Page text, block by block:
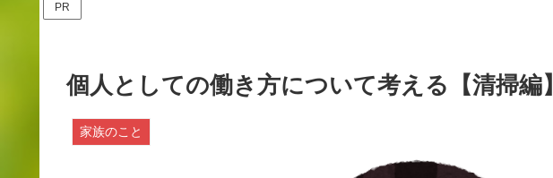
PR
個人としての働き方について考える【清掃編】
家族のこと